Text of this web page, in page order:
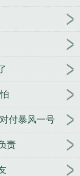
付暴风一号
责